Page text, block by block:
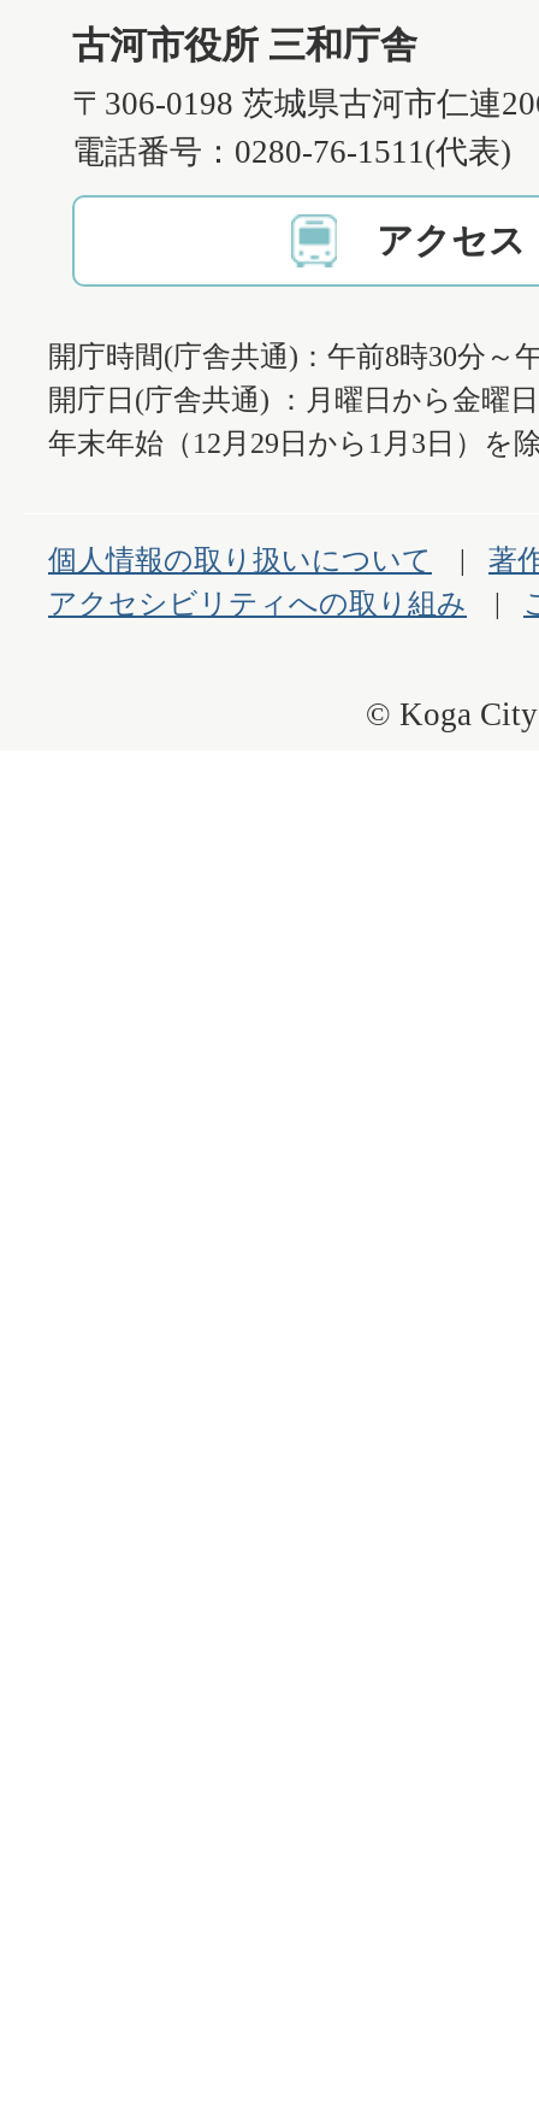
古河市役所 三和庁舎
〒306-0198 茨城県古河市仁連
電話番号：0280-76-1511(代表)
アクセス
開庁時間(庁舎共通)：午前8時30分～
開庁日(庁舎共通) ：月曜日から金曜
年末年始（12月29日から1月3日）を
個人情報の取り扱いについて
著
アクセシビリティへの取り組み
© Koga City